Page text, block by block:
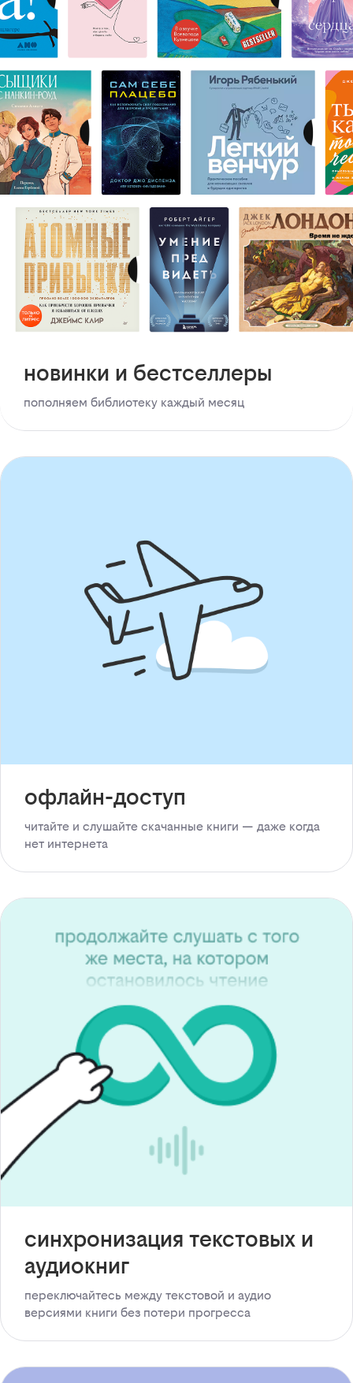
новинки и бестселлеры
пополняем библиотеку каждый месяц
офлайн-доступ
читайте и слушайте скачанные книги — даже когда
нет интернета
синхронизация текстовых и
аудиокниг
переключайтесь между текстовой и аудио
версиями книги без потери прогресса